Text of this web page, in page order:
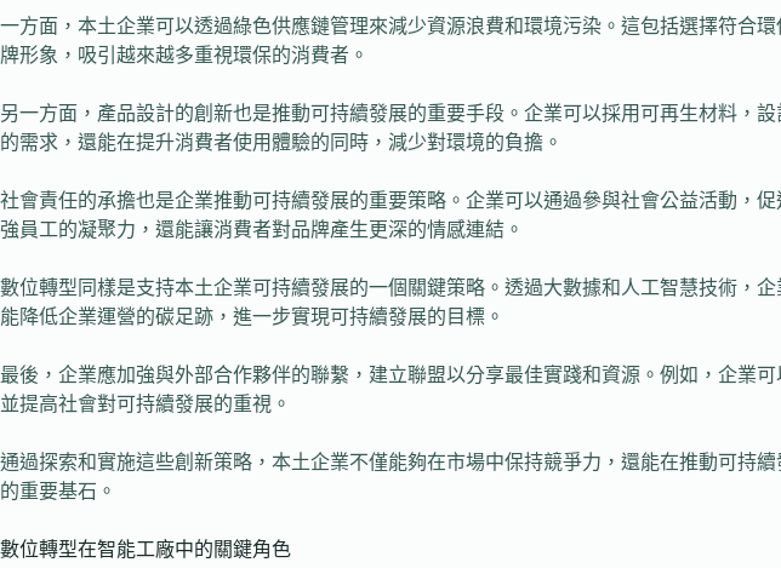
一方面，本土企業可以透過綠色供應鏈管理來減少資源浪費和環境污染。這包括選擇符合
牌形象，吸引越來越多重視環保的消費者。
另一方面，產品設計的創新也是推動可持續發展的重要手段。企業可以採用可再生材料，
的需求，還能在提升消費者使用體驗的同時，減少對環境的負擔。
社會責任的承擔也是企業推動可持續發展的重要策略。企業可以通過參與社會公益活動，
強員工的凝聚力，還能讓消費者對品牌產生更深的情感連結。
數位轉型同樣是支持本土企業可持續發展的一個關鍵策略。透過大數據和人工智慧技術，
能降低企業運營的碳足跡，進一步實現可持續發展的目標。
最後，企業應加強與外部合作夥伴的聯繫，建立聯盟以分享最佳實踐和資源。例如，企業
並提高社會對可持續發展的重視。
通過探索和實施這些創新策略，本土企業不僅能夠在市場中保持競爭力，還能在推動可持
的重要基石。
數位轉型在智能工廠中的關鍵角色